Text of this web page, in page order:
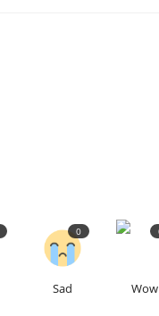
Sad
0
Wow